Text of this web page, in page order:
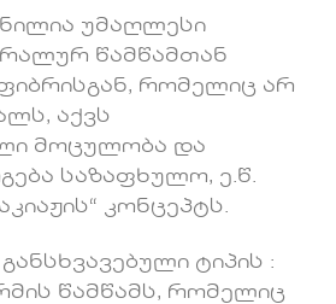
უმაღლესი
წამწამთან
რომელიც არ
აქვს
მოცულობა და
საზაფხულო, ე.წ.
კონცეპტს.
ტიპის :
წამწამს, რომელიც